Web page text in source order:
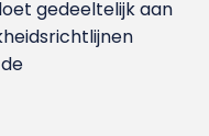
gedeeltelijk aan